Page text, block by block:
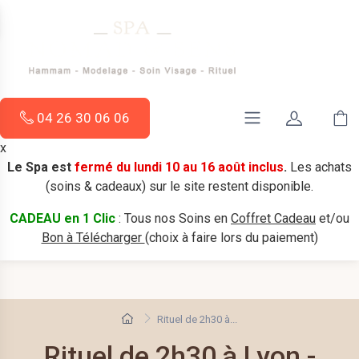
04 26 30 06 06
x
Le Spa est fermé du lundi 10 au 16 août inclus. Les achats
(soins & cadeaux) sur le site restent disponible.
CADEAU en 1 Clic : Tous nos Soins en Coffret Cadeau et/ou
Bon à Télécharger (choix à faire lors du paiement)
Rituel de 2h30 à...